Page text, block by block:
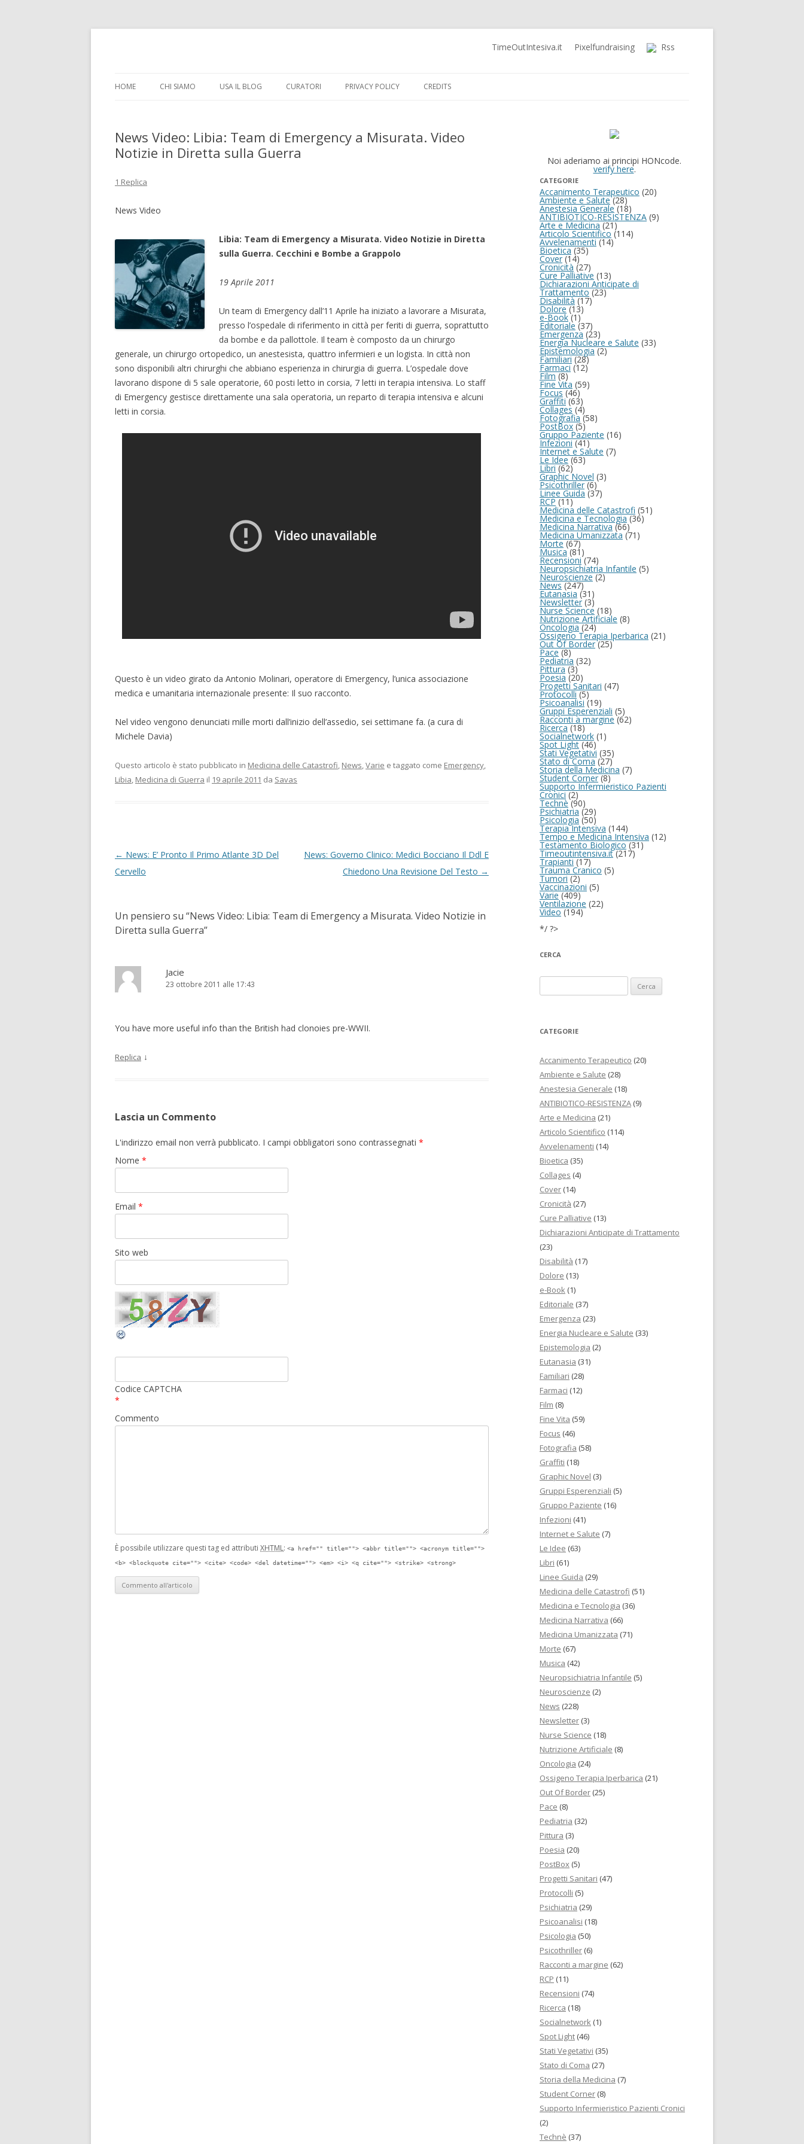
TimeOutIntesiva.it Pixelfundraising Rss
HOME CHI SIAMO USA IL BLOG CURATORI PRIVACY POLICY CREDITS
News Video: Libia: Team di Emergency a Misurata. Video
Notizie in Diretta sulla Guerra
1 Replica
News Video
Libia: Team di Emergency a Misurata. Video Notizie in Diretta
sulla Guerra. Cecchini e Bombe a Grappolo
19 Aprile 2011
Un team di Emergency dall’11 Aprile ha iniziato a lavorare a Misurata,
presso l’ospedale di riferimento in città per feriti di guerra, soprattutto
da bombe e da pallottole. Il team è composto da un chirurgo
generale, un chirurgo ortopedico, un anestesista, quattro infermieri e un logista. In città non
sono disponibili altri chirurghi che abbiano esperienza in chirurgia di guerra. L’ospedale dove
lavorano dispone di 5 sale operatorie, 60 posti letto in corsia, 7 letti in terapia intensiva. Lo staff
di Emergency gestisce direttamente una sala operatoria, un reparto di terapia intensiva e alcuni
letti in corsia.
Questo è un video girato da Antonio Molinari, operatore di Emergency, l’unica associazione
medica e umanitaria internazionale presente: Il suo racconto.
Nel video vengono denunciati mille morti dall’inizio dell’assedio, sei settimane fa. (a cura di
Michele Davia)
Questo articolo è stato pubblicato in Medicina delle Catastrofi, News,Varie e taggato come Emergency,
Libia, Medicina di Guerra il 19 aprile 2011 da Savas
Navigazione articolo
← News: E’ Pronto Il Primo Atlante 3D Del
Cervello
News: Governo Clinico: Medici Bocciano Il Ddl E
Chiedono Una Revisione Del Testo →
Un pensiero su “News Video: Libia: Team di Emergency a Misurata. Video Notizie in
Diretta sulla Guerra”
Jacie
23 ottobre 2011 alle 17:43
You have more useful info than the British had clonoies pre-WWII.
Replica ↓
Lascia un Commento
L'indirizzo email non verrà pubblicato. I campi obbligatori sono contrassegnati *
Nome *
Email *
Sito web
Codice CAPTCHA
*
Commento
È possibile utilizzare questi tag ed attributi XHTML: <a href="" title=""> <abbr title=""> <acronym title="">
<b> <blockquote cite=""> <cite> <code> <del datetime=""> <em> <i> <q cite=""> <strike> <strong>
Noi aderiamo ai principi HONcode.
verify here.
CATEGORIE
Accanimento Terapeutico (20)
Ambiente e Salute(28)
Anestesia Generale(18)
ANTIBIOTICO-RESISTENZA (9)
Arte e Medicina(21)
Articolo Scientifico (114)
Avvelenamenti(14)
Bioetica(35)
Cover(14)
Cronicità (27)
Cure Palliative (13)
Dichiarazioni Anticipate di
Trattamento(23)
Disabilità(17)
Dolore(13)
e-Book(1)
Editoriale (37)
Emergenza (23)
Energia Nucleare e Salute (33)
Epistemologia(2)
Familiari(28)
Farmaci(12)
Film(8)
Fine Vita (59)
Focus(46)
Graffiti(63)
Collages (4)
Fotografia (58)
PostBox(5)
Gruppo Paziente (16)
Infezioni(41)
Internet e Salute (7)
Le Idee(63)
Libri(62)
Graphic Novel (3)
Psicothriller(6)
Linee Guida (37)
RCP(11)
Medicina delle Catastrofi (51)
Medicina e Tecnologia(36)
Medicina Narrativa(66)
Medicina Umanizzata (71)
Morte(67)
Musica(81)
Recensioni(74)
Neuropsichiatria Infantile (5)
Neuroscienze(2)
News(247)
Eutanasia (31)
Newsletter (3)
Nurse Science (18)
Nutrizione Artificiale (8)
Oncologia(24)
Ossigeno Terapia Iperbarica (21)
Out Of Border(25)
Pace(8)
Pediatria (32)
Pittura(3)
Poesia (20)
Progetti Sanitari (47)
Protocolli(5)
Psicoanalisi (19)
Gruppi Esperenziali (5)
Racconti a margine (62)
Ricerca(18)
Socialnetwork (1)
Spot Light(46)
Stati Vegetativi (35)
Stato di Coma(27)
Storia della Medicina (7)
Student Corner(8)
Supporto Infermieristico Pazienti
Cronici(2)
Technè(90)
Psichiatria (29)
Psicologia (50)
Terapia Intensiva (144)
Tempo e Medicina Intensiva (12)
Testamento Biologico(31)
Timeoutintensiva.it(217)
Trapianti(17)
Trauma Cranico (5)
Tumori(2)
Vaccinazioni (5)
Varie(409)
Ventilazione (22)
Video(194)
*/ ?>
CERCA
CATEGORIE
Accanimento Terapeutico (20)
Ambiente e Salute (28)
Anestesia Generale (18)
ANTIBIOTICO-RESISTENZA (9)
Arte e Medicina (21)
Articolo Scientifico (114)
Avvelenamenti (14)
Bioetica (35)
Collages (4)
Cover (14)
Cronicità (27)
Cure Palliative (13)
Dichiarazioni Anticipate di Trattamento
(23)
Disabilità (17)
Dolore (13)
e-Book (1)
Editoriale (37)
Emergenza (23)
Energia Nucleare e Salute (33)
Epistemologia (2)
Eutanasia (31)
Familiari (28)
Farmaci (12)
Film (8)
Fine Vita (59)
Focus (46)
Fotografia (58)
Graffiti (18)
Graphic Novel (3)
Gruppi Esperenziali (5)
Gruppo Paziente (16)
Infezioni (41)
Internet e Salute (7)
Le Idee (63)
Libri (61)
Linee Guida (29)
Medicina delle Catastrofi (51)
Medicina e Tecnologia (36)
Medicina Narrativa (66)
Medicina Umanizzata (71)
Morte (67)
Musica (42)
Neuropsichiatria Infantile (5)
Neuroscienze (2)
News (228)
Newsletter (3)
Nurse Science (18)
Nutrizione Artificiale (8)
Oncologia (24)
Ossigeno Terapia Iperbarica (21)
Out Of Border (25)
Pace (8)
Pediatria (32)
Pittura (3)
Poesia (20)
PostBox (5)
Progetti Sanitari (47)
Protocolli (5)
Psichiatria (29)
Psicoanalisi (18)
Psicologia (50)
Psicothriller (6)
Racconti a margine (62)
RCP (11)
Recensioni (74)
Ricerca (18)
Socialnetwork (1)
Spot Light (46)
Stati Vegetativi (35)
Stato di Coma (27)
Storia della Medicina (7)
Student Corner (8)
Supporto Infermieristico Pazienti Cronici
(2)
Technè (37)